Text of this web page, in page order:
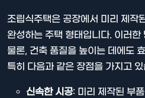
조립식주택은 공장에서 미리 제작
완성하는 주택 형태입니다. 이러
물론, 건축 품질을 높이는 데에도
특히 다음과 같은 장점을 가지고
신속한 시공: 미리 제작된 부